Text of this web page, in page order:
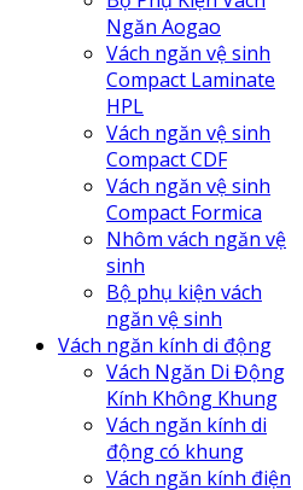
Ngăn Aogao
Vách ngăn vệ sinh
Compact Laminate
HPL
Vách ngăn vệ sinh
Compact CDF
Vách ngăn vệ sinh
Compact Formica
Nhôm vách ngăn vệ
sinh
Bộ phụ kiện vách
ngăn vệ sinh
Vách ngăn kính di động
Vách Ngăn Di Động
Kính Không Khung
Vách ngăn kính di
động có khung
Vách ngăn kính điện